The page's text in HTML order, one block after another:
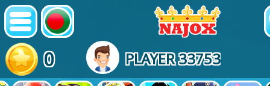
0 PLAYER 33753